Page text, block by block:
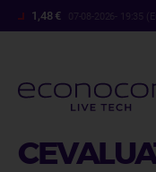
Aller
au
principal
1,48 € 07-08-2026- 19:35